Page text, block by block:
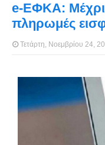
e-ΕΦΚΑ: Μέχρι
πληρωμές
Τετάρτη, Νοεμβρίου 24,